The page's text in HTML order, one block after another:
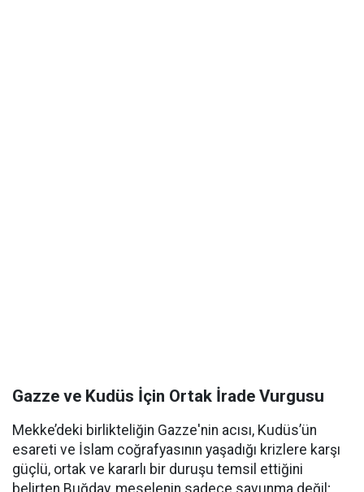
Gazze ve Kudüs İçin Ortak İrade Vurgusu
Mekke’deki birlikteliğin Gazze'nin acısı, Kudüs’ün
esareti ve İslam coğrafyasının yaşadığı krizlere karşı
güçlü, ortak ve kararlı bir duruşu temsil ettiğini
belirten Buğday, meselenin sadece savunma değil;